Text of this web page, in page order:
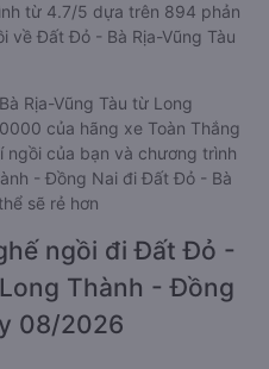
từ 4.7/5 dựa trên 894 phản
về Đất Đỏ - Bà Rịa-Vũng Tàu
Rịa-Vũng Tàu từ Long
của hãng xe Toàn Thắng
ngồi của bạn và chương trình
- Đồng Nai đi Đất Đỏ - Bà
sẽ rẻ hơn
ngồi đi Đất Đỏ -
Thành - Đồng
08/2026